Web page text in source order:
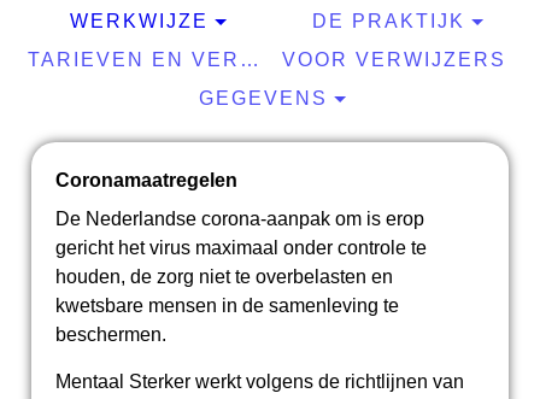
WERKWIJZE
DE PRAKTIJK
TARIEVEN EN VERGOEDINGEN
VOOR VERWIJZERS
GEGEVENS
Coronamaatregelen
De Nederlandse corona-aanpak om is erop
gericht het virus maximaal onder controle te
houden, de zorg niet te overbelasten en
kwetsbare mensen in de samenleving te
beschermen.
Mentaal Sterker werkt volgens de richtlijnen van